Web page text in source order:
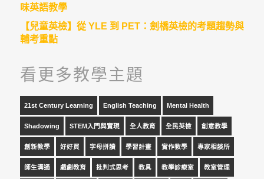
味英語教學
【兒童英檢】從 YLE 到 PET：劍橋英檢的考題趨勢與
輔考重點
看更多教學主題
21st Century Learning English Teaching Mental Health
Shadowing STEM入門與實現 全人教育 全民英檢 創意教學
創新教學 好好買 字母拼讀 學習計畫 實作教學 專家相談所
師生溝通 戲劇教育 批判式思考 教具 教學診療室 教室管理